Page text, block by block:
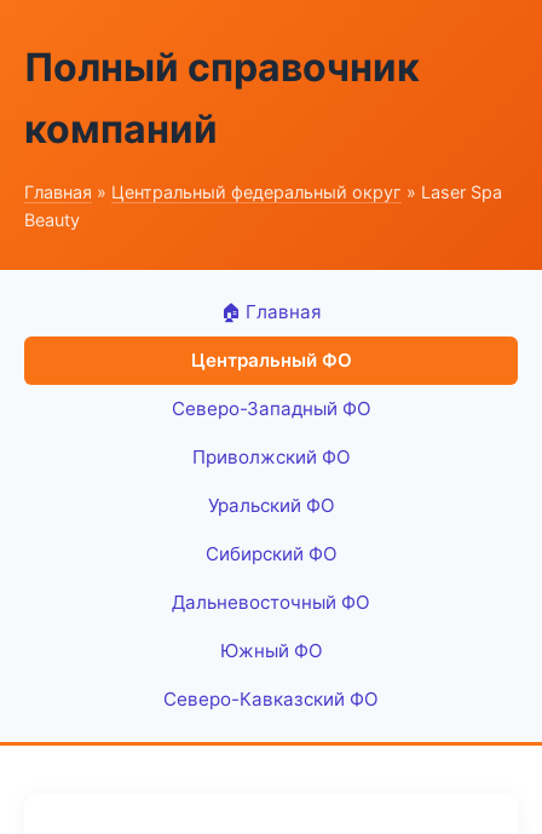
Полный справочник
компаний
Главная » Центральный федеральный округ » Laser Spa
Beauty
🏠 Главная
Центральный ФО
Северо-Западный ФО
Приволжский ФО
Уральский ФО
Сибирский ФО
Дальневосточный ФО
Южный ФО
Северо-Кавказский ФО